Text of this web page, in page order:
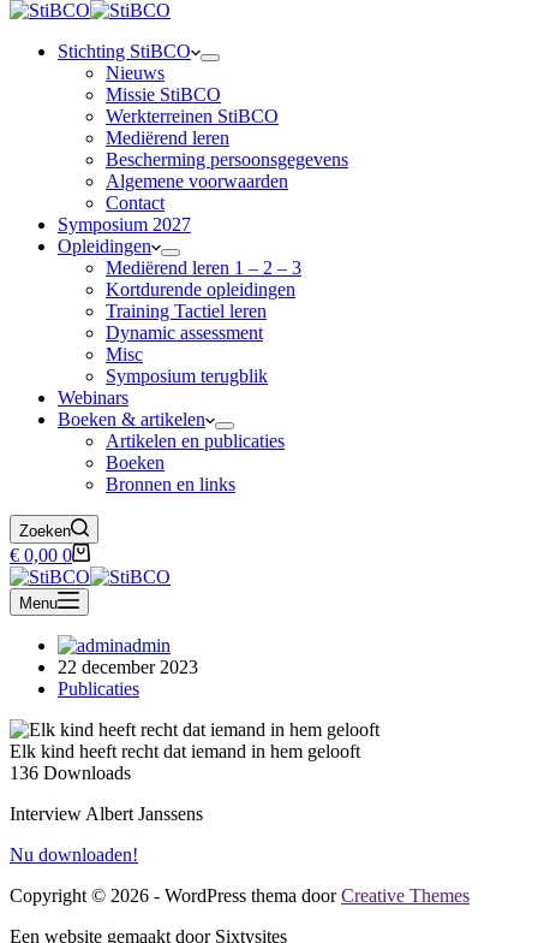
Stichting StiBCO
Nieuws
Missie StiBCO
Werkterreinen StiBCO
Mediërend leren
Bescherming persoonsgegevens
Algemene voorwaarden
Contact
Symposium 2027
Opleidingen
Mediërend leren 1 – 2 – 3
Kortdurende opleidingen
Training Tactiel leren
Dynamic assessment
Misc
Symposium terugblik
Webinars
Boeken & artikelen
Artikelen en publicaties
Boeken
Bronnen en links
Zoeken
Winkelwagen
€ 0,00 0
Menu
admin
22 december 2023
Publicaties
Elk kind heeft recht dat iemand in hem gelooft
136 Downloads
Interview Albert Janssens
Nu downloaden!
Copyright © 2026 - WordPress thema doorCreative Themes
Een website gemaakt door Sixtysites